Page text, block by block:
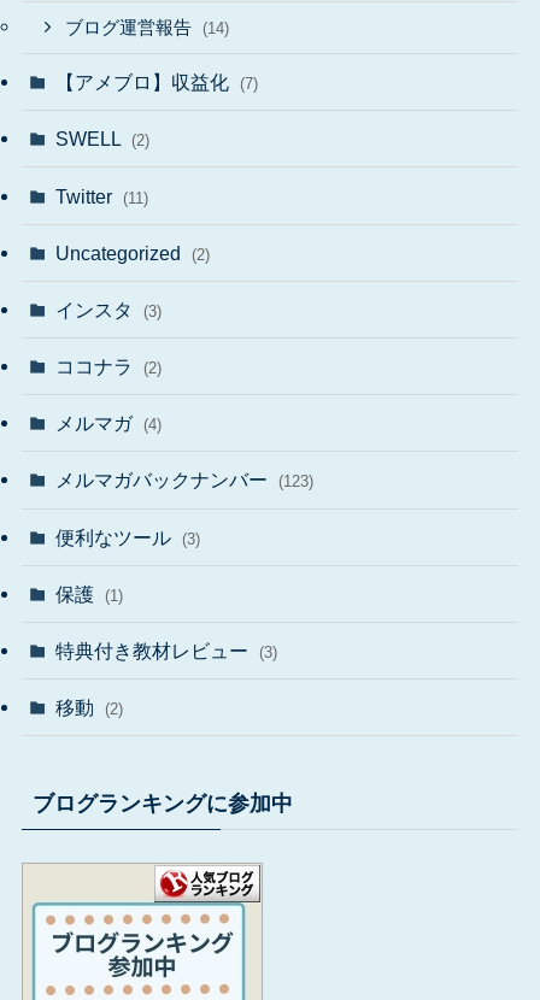
ブログ運営報告 (14)
【アメブロ】収益化 (7)
SWELL (2)
Twitter (11)
Uncategorized (2)
インスタ (3)
ココナラ (2)
メルマガ (4)
メルマガバックナンバー (123)
便利なツール (3)
保護 (1)
特典付き教材レビュー (3)
移動 (2)
ブログランキングに参加中